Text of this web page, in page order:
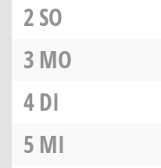
2SO
3 MO
4DI
5 MI